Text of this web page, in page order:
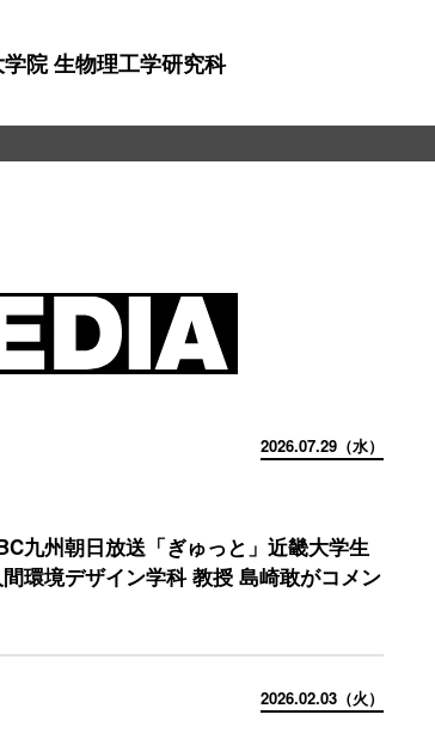
院 生物理工学研究科
2026.07.29（水）
九州朝日放送「ぎゅっと」近畿大学生
環境デザイン学科 教授 島崎敢がコメン
2026.02.03（火）